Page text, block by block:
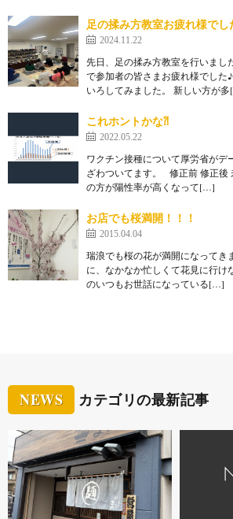
足の揉み方教室お疲れ様でし
2024.11.22
先日、足の揉み方教室を行いまし
で参加者の皆さまお疲れ様でした
いろしてみました。 新しい方が
これホントかな⁈
2022.05.22
ワクチン接種について厚労省がデ
ざわついてます。 修正前 修正後
の方が陽性率が高くなって[…]
お店でも桜満開！！！
2015.04.04
瑞浪でも桜の花が満開になってき
に、なかなか忙しくて花見に行
のいつもお世話になっている[…]
NEWS カテゴリの最新記事